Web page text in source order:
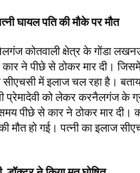
घायल पति की मौके पर मौत
कोतवाली क्षेत्र के गोंडा लखनऊ
ने पीछे से ठोकर मार दी।
में इलाज चल रहा है।
प्रेमादेवी को लेकर करनैलगंज के
पीछे से कार ने ठोकर मार दी।
मौत हो गई। पत्नी का इलाज